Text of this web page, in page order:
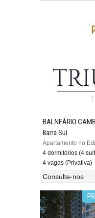
BALNEÁRIO
Barra Sul
Apartamento no
4 dormitórios (4
4 vagas (Privativa)
Consulte-nos